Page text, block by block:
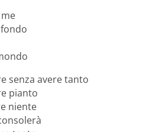
senza avere tanto
pianto
niente